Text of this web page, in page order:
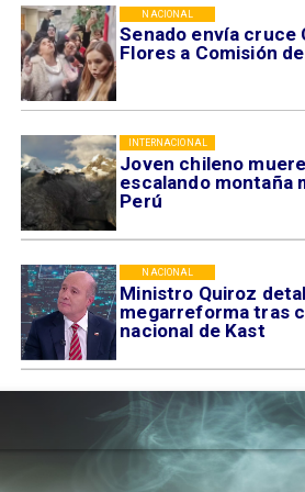
Senado envía cruce
Flores a Comisión
NACIONAL
Joven chileno muere
escalando montaña
Perú
INTERNACIONAL
Ministro Quiroz
megarreforma tras
nacional de Kast
NACIONAL